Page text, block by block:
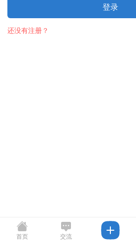
登录
还没有注册？
首页 交流